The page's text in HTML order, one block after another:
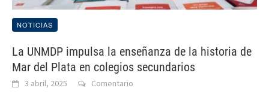
NOTICIAS
La UNMDP impulsa la enseñanza de la historia de
Mar del Plata en colegios secundarios
3 abril, 2025 Comentario